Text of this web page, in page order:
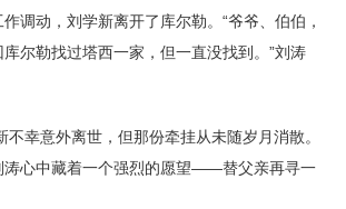
调动，刘学新离开了库尔勒。“爷爷、伯伯，
尔勒找过塔西一家，但一直没找到。”刘涛
不幸意外离世，但那份牵挂从未随岁月消散。
涛心中藏着一个强烈的愿望——替父亲再寻一